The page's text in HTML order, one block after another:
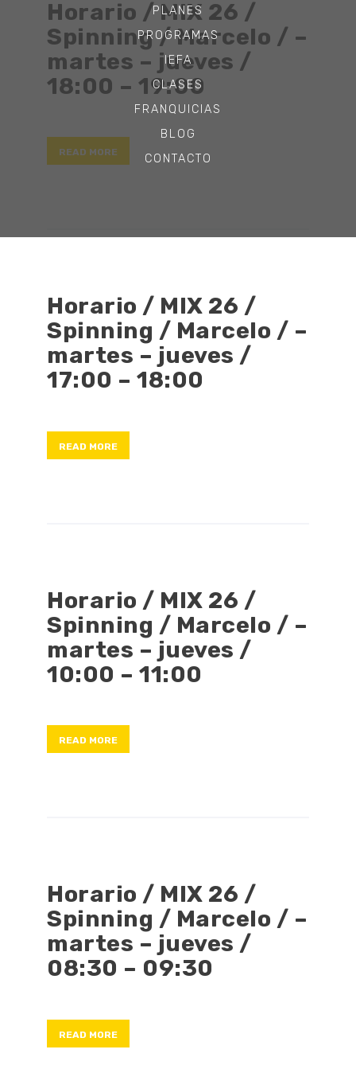
PLANES
PROGRAMAS
IEFA
CLASES
FRANQUICIAS
BLOG
CONTACTO
Horario / MIX 26 /
Spinning / Marcelo / –
martes – jueves /
18:00 – 19:00
READ MORE
Horario / MIX 26 /
Spinning / Marcelo / –
martes – jueves /
17:00 – 18:00
READ MORE
Horario / MIX 26 /
Spinning / Marcelo / –
martes – jueves /
10:00 – 11:00
READ MORE
Horario / MIX 26 /
Spinning / Marcelo / –
martes – jueves /
08:30 – 09:30
READ MORE